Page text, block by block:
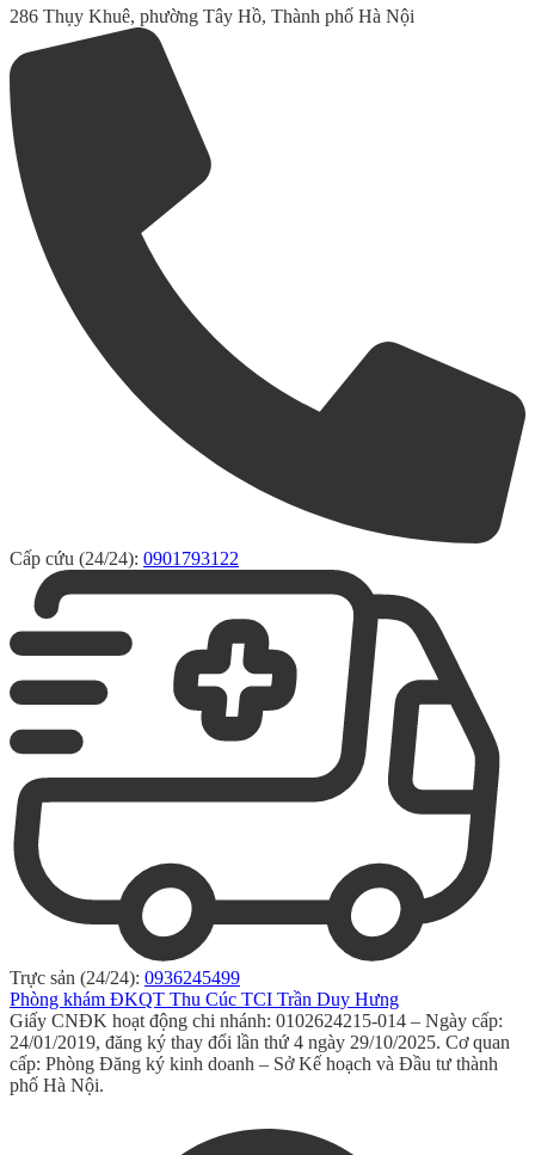
286 Thụy Khuê, phường Tây Hồ, Thành phố Hà Nội
Cấp cứu (24/24): 0901793122
Trực sản (24/24): 0936245499
Phòng khám ĐKQT Thu Cúc TCI Trần Duy Hưng
Giấy CNĐK hoạt động chi nhánh: 0102624215-014 – Ngày cấp:
24/01/2019, đăng ký thay đổi lần thứ 4 ngày 29/10/2025. Cơ quan
cấp: Phòng Đăng ký kinh doanh – Sở Kế hoạch và Đầu tư thành
phố Hà Nội.